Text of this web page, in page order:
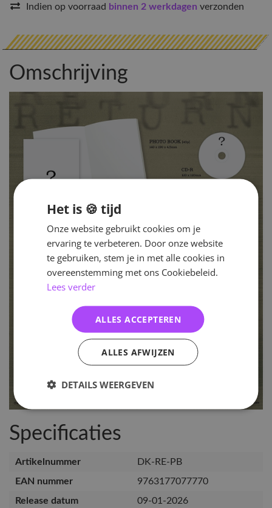
Indien op voorraad binnen 2 werkdagen verzonden
Omschrijving
Specificaties
Artikelnummer
DK-RE-PB
EAN nummer
9763177077770
Release datum
09-01-2026
Het is 🍪 tijd
Onze website gebruikt cookies om je
ervaring te verbeteren. Door onze website
te gebruiken, stem je in met alle cookies in
overeenstemming met ons Cookiebeleid.
Lees verder
ALLES ACCEPTEREN
ALLES AFWIJZEN
DETAILS WEERGEVEN